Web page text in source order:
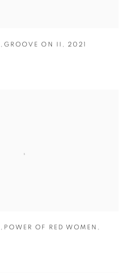
, GROOVE ON II , 2021
, POWER OF RED WOMEN ,